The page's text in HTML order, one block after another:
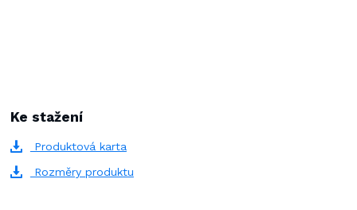
Ke stažení
Produktová karta
Rozměry produktu